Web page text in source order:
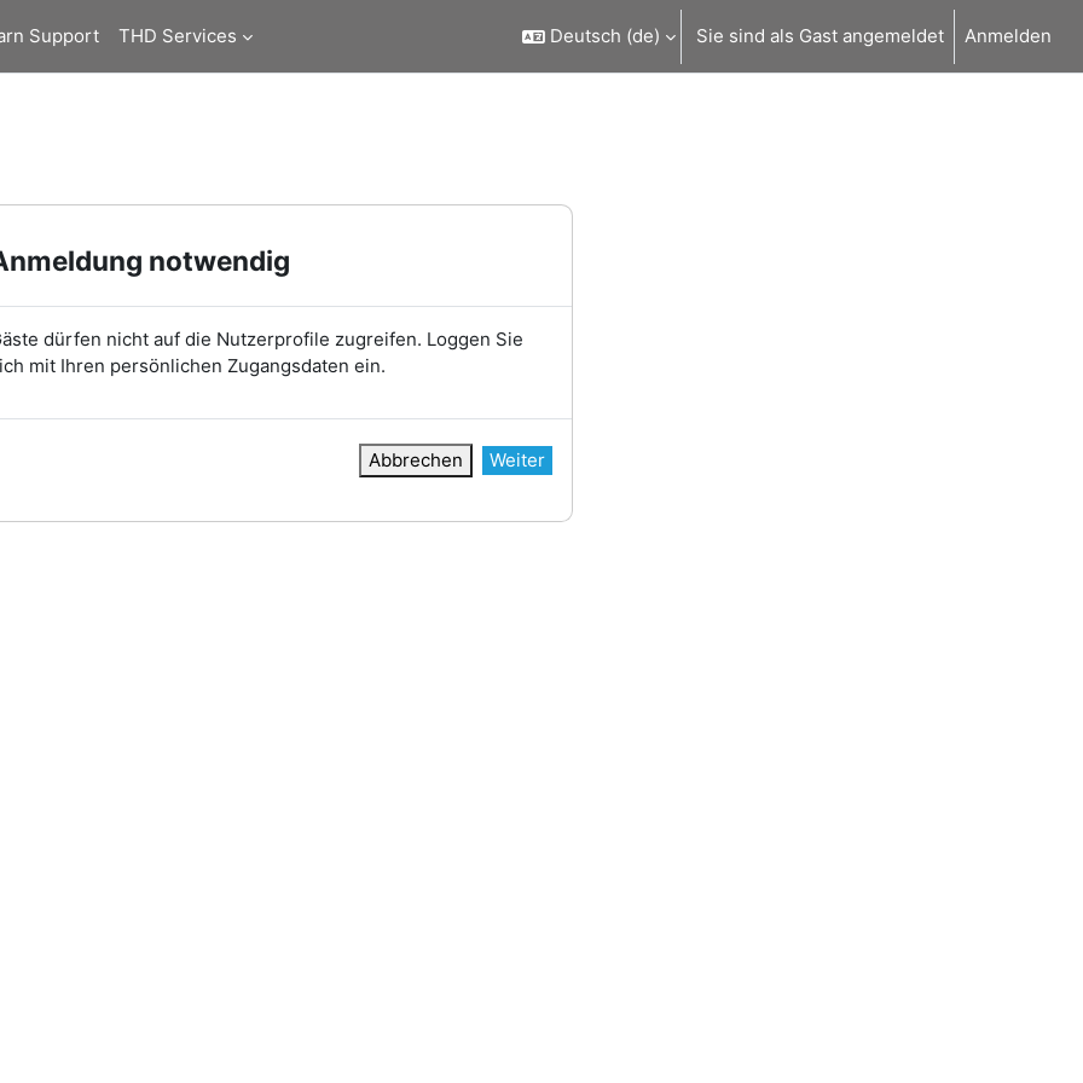
Support THD Services Deutsch ‎(de)‎ Sie sind als Gast angemeldet Anmelden
notwendig
dürfen nicht auf die Nutzerprofile zugreifen. Loggen Sie
mit Ihren persönlichen Zugangsdaten ein.
Abbrechen Weiter